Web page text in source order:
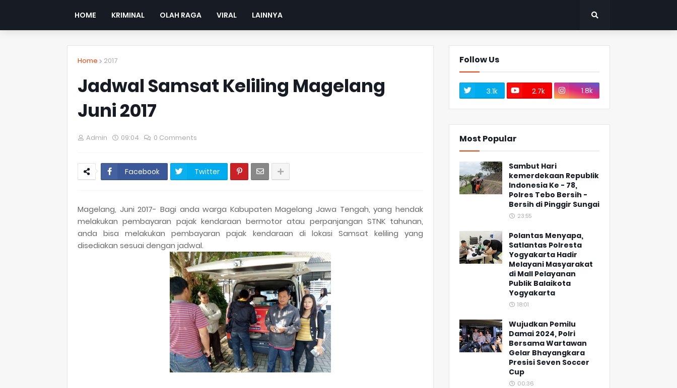
HOME KRIMINAL OLAH RAGA VIRAL LAINNYA
Home 2017
Jadwal Samsat Keliling Magelang
Juni 2017
Admin 09:04 0 Comments
Facebook Twitter
Magelang, Juni 2017- Bagi anda warga Kabupaten Magelang Jawa Tengah, yang hendak
melakukan pembayaran pajak kendaraan bermotor atau perpanjangan STNK tahunan,
anda bisa melakukan pembayaran pajak kendaraan di lokasi Samsat keliling yang
disediakan sesuai dengan jadwal.
Follow Us
3.1k 2.7k 1.8k
Most Popular
Sambut Hari
kemerdekaan Republik
Indonesia Ke - 78,
Polres Tebo Bersih -
Bersih di Pinggir Sungai
23:55
Polantas Menyapa,
Satlantas Polresta
Yogyakarta Hadir
Melayani Masyarakat
di Mall Pelayanan
Publik Balaikota
Yogyakarta
18:01
Wujudkan Pemilu
Damai 2024, Polri
Bersama Wartawan
Gelar Bhayangkara
Presisi Seven Soccer
Cup
00:36